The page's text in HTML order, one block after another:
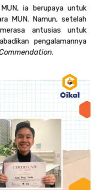
ia berupaya untuk
MUN. Namun, setelah
antusias untuk
pengalamannya
.